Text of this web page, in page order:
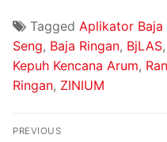
Tagged Aplikator Baja
Seng, Baja Ringan, BjLAS,
Kepuh Kencana Arum,
Ringan, ZINIUM
PREVIOUS